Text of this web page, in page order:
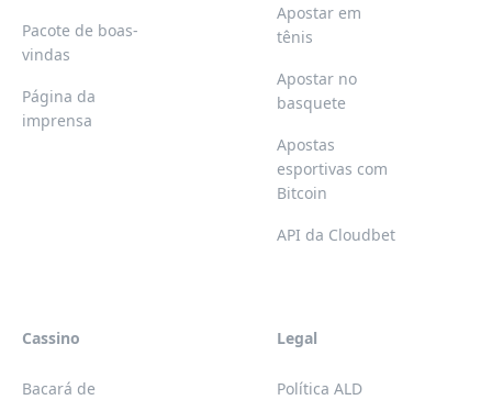
Pacote de boas-
vindas
Página da
imprensa
Apostar em
tênis
Apostar no
basquete
Apostas
esportivas com
Bitcoin
API da Cloudbet
Cassino
Bacará de
Legal
Política ALD